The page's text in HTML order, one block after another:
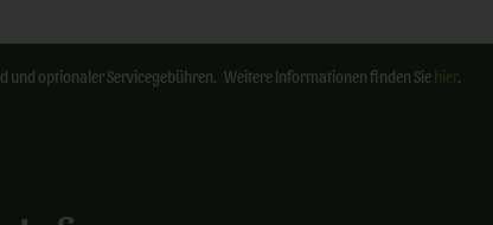
und optionaler Servicegebühren. Weitere Informationen finden Sie